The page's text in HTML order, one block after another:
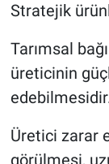
Stratejik
Tarımsal
üreticinin
Üretici zarar